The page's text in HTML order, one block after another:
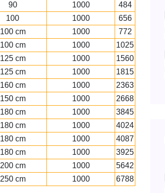
90 1000
484
100 1000
656
100 cm 1000
772
100 cm 1000
1025
125 cm 1000
1560
125 cm 1000
1815
160 cm 1000
2363
150 cm 1000
2668
180 cm 1000
3845
180 cm 1000
4024
180 cm 1000
4087
180 cm 1000
3925
200 cm 1000
5642
250 cm 1000 6788